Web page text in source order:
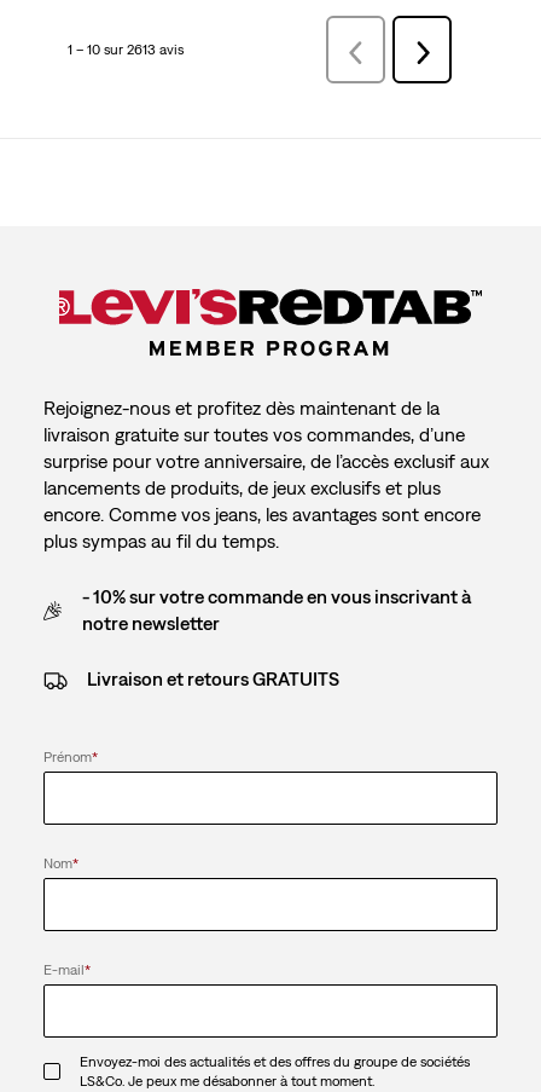
1 – 10 sur 2613 avis PrécédentavisSuivant
avis
Rejoignez-nous et profitez dès maintenant de la
livraison gratuite sur toutes vos commandes, d’une
surprise pour votre anniversaire, de l’accès exclusif aux
lancements de produits, de jeux exclusifs et plus
encore. Comme vos jeans, les avantages sont encore
plus sympas au fil du temps.
- 10% sur votre commande en vous inscrivant à
notre newsletter
Livraison et retours GRATUITS
Prénom*
Nom*
E-mail*
Envoyez-moi des actualités et des offres du groupe de sociétés
LS&Co. Je peux me désabonner à tout moment.